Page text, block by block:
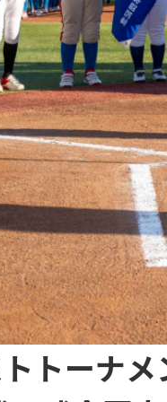
トーナメ